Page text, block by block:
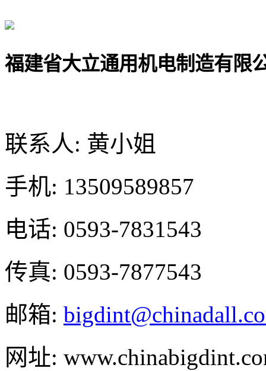
福建省大立通用机电制造有限
联系人: 黄小姐
手机: 13509589857
电话: 0593-7831543
传真: 0593-7877543
邮箱:
网址: